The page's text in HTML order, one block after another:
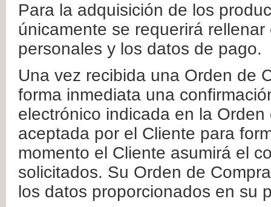
Para la adquisición de los
únicamente se requerirá
personales y los datos de pago.
Una vez recibida una Orden de
forma inmediata una
electrónico indicada en la
aceptada por el Cliente para
momento el Cliente asumirá el
solicitados. Su Orden de
los datos proporcionados en su